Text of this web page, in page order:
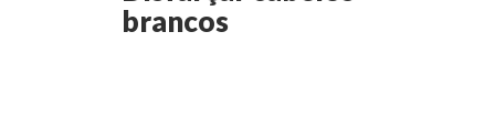
brancos